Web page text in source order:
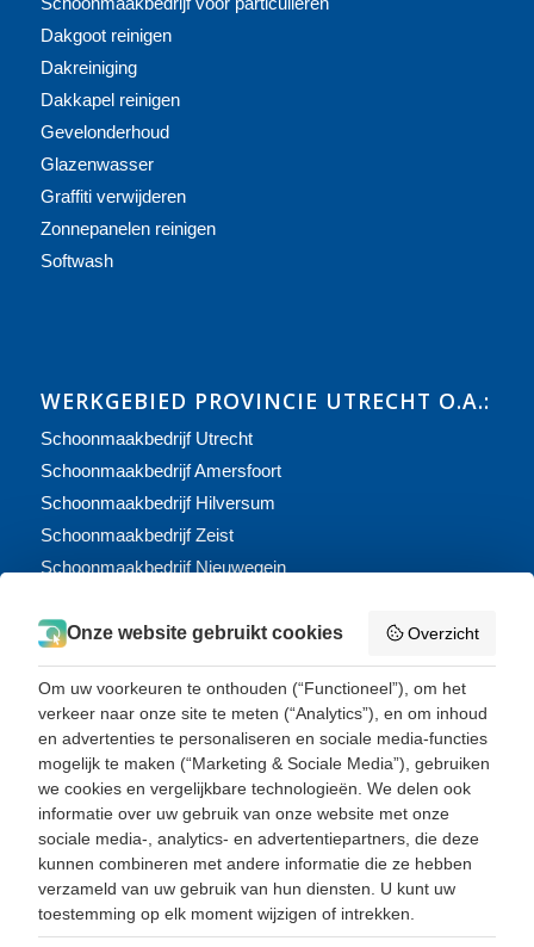
Dakgoot reinigen
Dakreiniging
Dakkapel reinigen
Gevelonderhoud
Glazenwasser
Graffiti verwijderen
Zonnepanelen reinigen
Softwash
WERKGEBIED PROVINCIE UTRECHT O.A.:
Schoonmaakbedrijf Utrecht
Schoonmaakbedrijf Amersfoort
Schoonmaakbedrijf Hilversum
Schoonmaakbedrijf Zeist
Schoonmaakbedrijf Nieuwegein
Schoonmaakbedrijf Doorn
Schoonmaakbedrijf Maarssen
Glazenwasser Amersfoort
ONZE GEGEVENS
All Clean schoonmaak- en bedrijfsdiensten B.V.
Willem Arntszlaan 119
Onze website gebruikt cookies Overzicht
Om uw voorkeuren te onthouden (“Functioneel”), om het
verkeer naar onze site te meten (“Analytics”), en om inhoud
en advertenties te personaliseren en sociale media-functies
mogelijk te maken (“Marketing & Sociale Media”), gebruiken
we cookies en vergelijkbare technologieën. We delen ook
informatie over uw gebruik van onze website met onze
sociale media-, analytics- en advertentiepartners, die deze
kunnen combineren met andere informatie die ze hebben
verzameld van uw gebruik van hun diensten. U kunt uw
toestemming op elk moment wijzigen of intrekken.